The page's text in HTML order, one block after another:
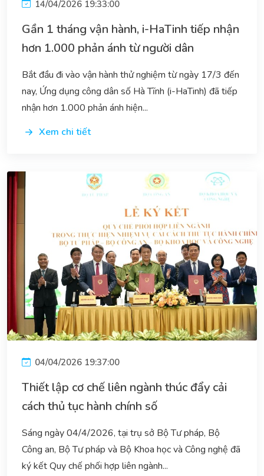
14/04/2026 19:33:00
Gần 1 tháng vận hành, i-HaTinh tiếp nhận
hơn 1.000 phản ánh từ người dân
Bắt đầu đi vào vận hành thử nghiệm từ ngày 17/3 đến
nay, Ứng dụng công dân số Hà Tĩnh (i-HaTinh) đã tiếp
nhận hơn 1.000 phản ánh hiện...
Xem chi tiết
04/04/2026 19:37:00
Thiết lập cơ chế liên ngành thúc đẩy cải
cách thủ tục hành chính số
Sáng ngày 04/4/2026, tại trụ sở Bộ Tư pháp, Bộ
Công an, Bộ Tư pháp và Bộ Khoa học và Công nghệ đã
ký kết Quy chế phối hợp liên ngành...